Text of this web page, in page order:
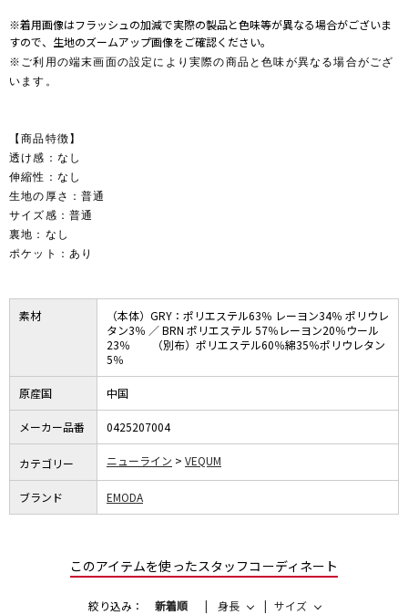
※着用画像はフラッシュの加減で実際の製品と色味等が異なる場合がございま
すので、生地のズームアップ画像をご確認ください。
※ご利用の端末画面の設定により実際の商品と色味が異なる場合がござ
います。
【商品特徴】
透け感：なし
伸縮性：なし
生地の厚さ：普通
サイズ感：普通
裏地：なし
ポケット：あり
素材
（本体）GRY：ポリエステル63％ レーヨン34％ ポリウレ
タン3％ ／ BRN ポリエステル 57％レーヨン20％ウール
23％ （別布）ポリエステル60％綿35％ポリウレタン
5％
原産国 中国
メーカー品番 0425207004
カテゴリー ニューライン VEQUM
ブランド EMODA
このアイテムを使ったスタッフコーディネート
絞り込み： 新着順 身長 サイズ